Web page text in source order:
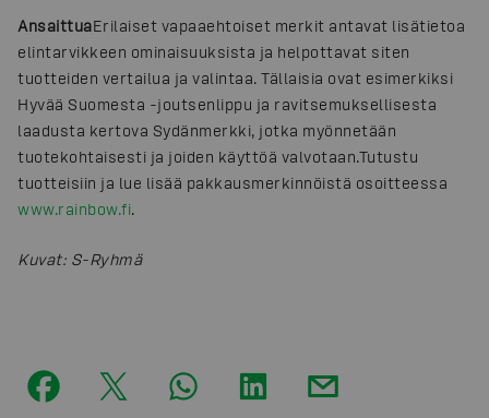
AnsaittuaErilaiset vapaaehtoiset merkit antavat lisätietoa
elintarvikkeen ominaisuuksista ja helpottavat siten
tuotteiden vertailua ja valintaa. Tällaisia ovat esimerkiksi
Hyvää Suomesta -joutsenlippu ja ravitsemuksellisesta
laadusta kertova Sydänmerkki, jotka myönnetään
tuotekohtaisesti ja joiden käyttöä valvotaan.Tutustu
tuotteisiin ja lue lisää pakkausmerkinnöistä osoitteessa
www.rainbow.fi.
Kuvat: S-Ryhmä